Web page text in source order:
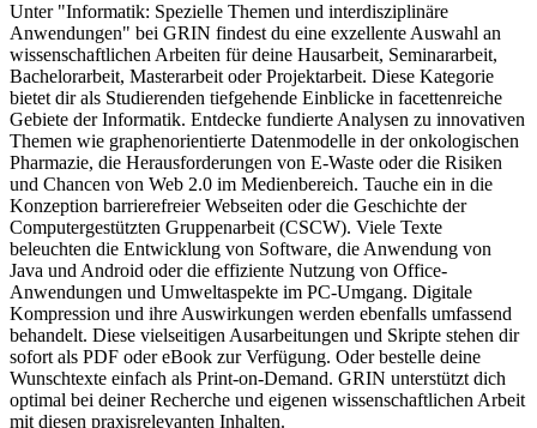
Unter "Informatik: Spezielle Themen und interdisziplinäre
Anwendungen" bei GRIN findest du eine exzellente Auswahl an
wissenschaftlichen Arbeiten für deine Hausarbeit, Seminararbeit,
Bachelorarbeit, Masterarbeit oder Projektarbeit. Diese Kategorie
bietet dir als Studierenden tiefgehende Einblicke in facettenreiche
Gebiete der Informatik. Entdecke fundierte Analysen zu innovativen
Themen wie graphenorientierte Datenmodelle in der onkologischen
Pharmazie, die Herausforderungen von E-Waste oder die Risiken
und Chancen von Web 2.0 im Medienbereich. Tauche ein in die
Konzeption barrierefreier Webseiten oder die Geschichte der
Computergestützten Gruppenarbeit (CSCW). Viele Texte
beleuchten die Entwicklung von Software, die Anwendung von
Java und Android oder die effiziente Nutzung von Office-
Anwendungen und Umweltaspekte im PC-Umgang. Digitale
Kompression und ihre Auswirkungen werden ebenfalls umfassend
behandelt. Diese vielseitigen Ausarbeitungen und Skripte stehen dir
sofort als PDF oder eBook zur Verfügung. Oder bestelle deine
Wunschtexte einfach als Print-on-Demand. GRIN unterstützt dich
optimal bei deiner Recherche und eigenen wissenschaftlichen Arbeit
mit diesen praxisrelevanten Inhalten.